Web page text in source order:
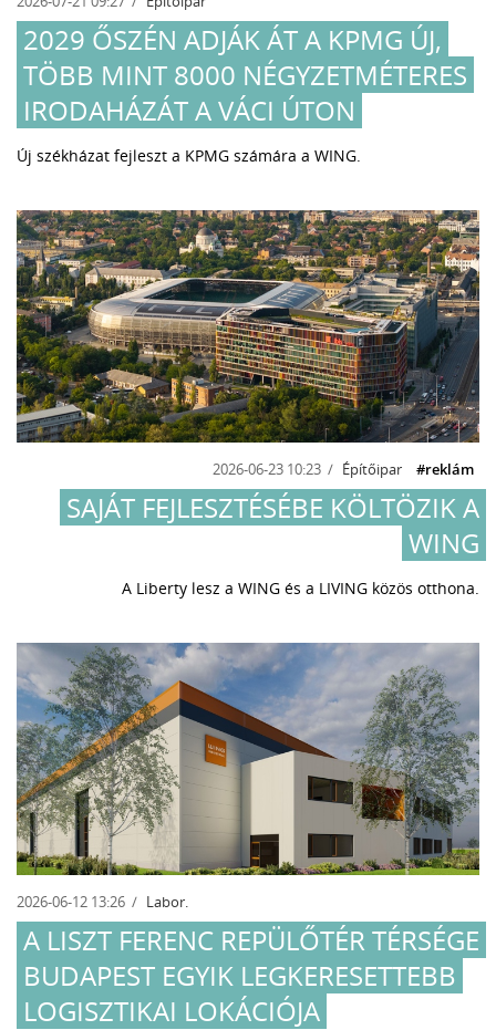
2029 ŐSZÉN ADJÁK ÁT A KPMG ÚJ,
TÖBB MINT 8000 NÉGYZETMÉTERES
IRODAHÁZÁT A VÁCI ÚTON
Új székházat fejleszt a KPMG számára a WING.
2026-06-23 10:23 Építőipar #reklám
SAJÁT FEJLESZTÉSÉBE KÖLTÖZIK A
WING
A Liberty lesz a WING és a LIVING közös otthona.
2026-06-12 13:26 Labor.
A LISZT FERENC REPÜLŐTÉR TÉRSÉGE
BUDAPEST EGYIK LEGKERESETTEBB
LOGISZTIKAI LOKÁCIÓJA